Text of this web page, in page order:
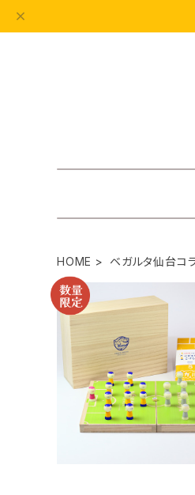
HOME ベガルタ仙台コ
ベガルタこけし必勝祈
ト・フラッグシップモ
¥88,000